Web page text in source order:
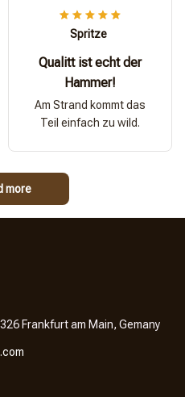
Spritze
Qualitt ist echt der
Hammer!
Am Strand kommt das
Teil einfach zu wild.
more
Frankfurt am Main, Gemany